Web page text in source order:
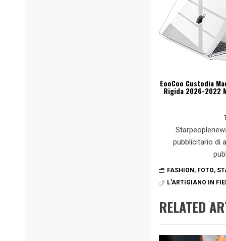
EooCoo Custodia
Rigida 2026-2022
pubblicitario di
FASHION , FOTO,
L'ARTIGIANO IN
RELATED